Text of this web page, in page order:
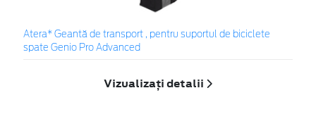
Atera* Geantă de transport , pentru suportul de biciclete
spate Genio Pro Advanced
Vizualizați detalii